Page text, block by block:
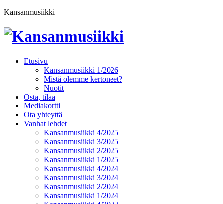
Kansanmusiikki
Etusivu
Kansanmusiikki 1/2026
Mistä olemme kertoneet?
Nuotit
Osta, tilaa
Mediakortti
Ota yhteyttä
Vanhat lehdet
Kansanmusiikki 4/2025
Kansanmusiikki 3/2025
Kansanmusiikki 2/2025
Kansanmusiikki 1/2025
Kansanmusiikki 4/2024
Kansanmusiikki 3/2024
Kansanmusiikki 2/2024
Kansanmusiikki 1/2024